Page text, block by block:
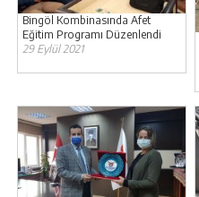
Bingöl Kombinasında Afet
Eğitim Programı Düzenlendi
29 Eylül 2021